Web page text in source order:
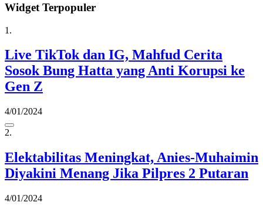
Widget Terpopuler
1.
Live TikTok dan IG, Mahfud Cerita
Sosok Bung Hatta yang Anti Korupsi ke
Gen Z
4/01/2024
2.
Elektabilitas Meningkat, Anies-Muhaimin
Diyakini Menang Jika Pilpres 2 Putaran
4/01/2024